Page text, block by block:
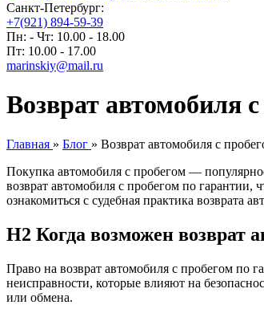
Санкт-Петербург:
+7(921) 894-59-39
Пн: - Чт: 10.00 - 18.00
Пт: 10.00 - 17.00
marinskiy@mail.ru
Возврат автомобиля
Главная » Блог » Возврат автомобиля с
Покупка автомобиля с пробегом —
возврат автомобиля с пробегом по гарантии,
ознакомиться с судебная практика возврата
Н2 Когда возможен возврат
Право на возврат автомобиля с пробегом по
неисправности, которые влияют на
или обмена.